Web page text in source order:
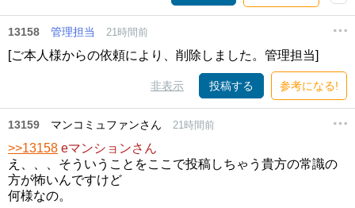
13158 管理担当 21時間前
[ご本人様からの依頼により、削除しました。管理担当]
非表示 投稿する 参考になる!
13159 マンコミュファンさん 21時間前
>>13158 eマンションさん
え、、、そういうことをここで投稿しちゃう貴方の常識の
方が怖いんですけど
何様なの。